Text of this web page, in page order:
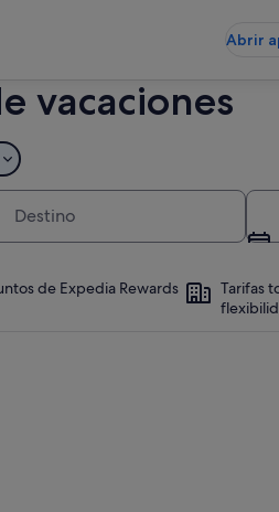
Abrir
vacaciones
de Expedia Rewards
Tarifas